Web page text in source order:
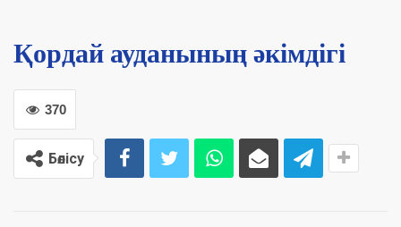
Қордай ауданының әкімдігі
370
Бөлісу